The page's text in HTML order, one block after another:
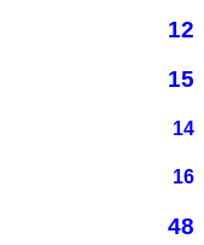
12
15
14
16
48